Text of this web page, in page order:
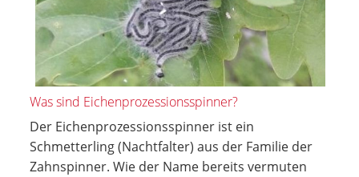
Was sind Eichenprozessionsspinner?
Der Eichenprozessionsspinner ist ein
Schmetterling (Nachtfalter) aus der Familie der
Zahnspinner. Wie der Name bereits vermuten